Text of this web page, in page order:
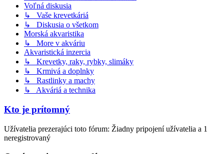
Voľná diskusia
↳ Vaše krevetkáriá
↳ Diskusia o všetkom
Morská akvaristika
↳ More v akváriu
Akvaristická inzercia
↳ Krevetky, raky, rybky, slimáky
↳ Krmivá a doplnky
↳ Rastlinky a machy
↳ Akváriá a technika
Kto je prítomný
Užívatelia prezerajúci toto fórum: Žiadny pripojení užívatelia a 1
neregistrovaný